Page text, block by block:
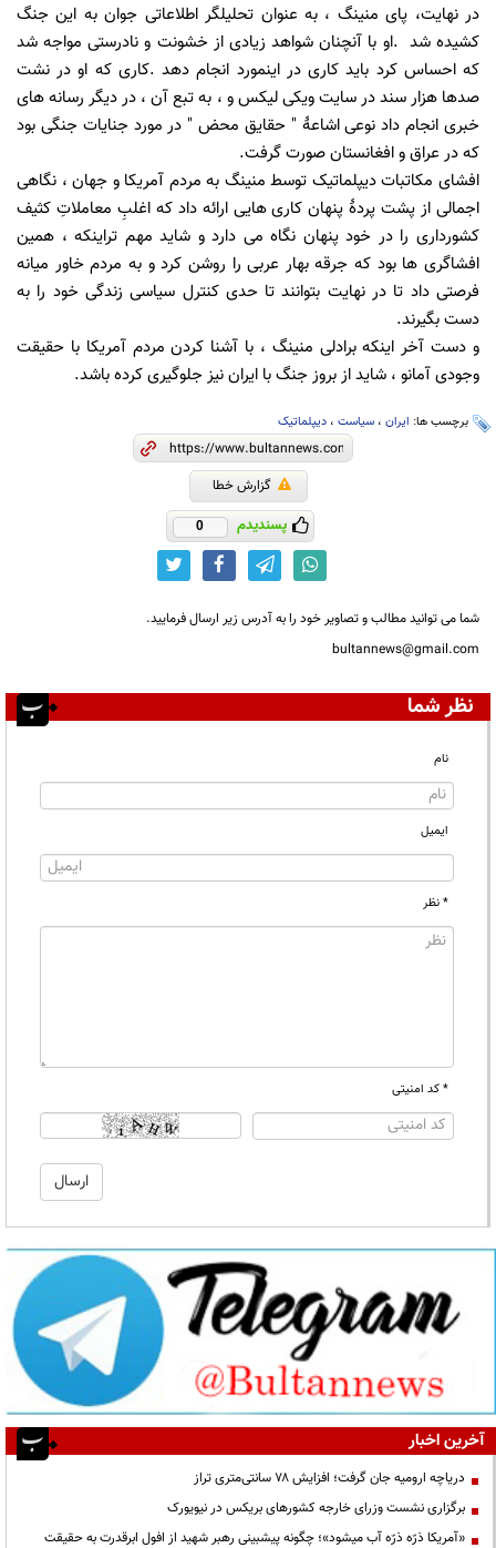
در نهایت، پای منینگ ، به عنوان تحلیلگر اطلاعاتی جوان به این جنگ
کشیده شد .او با آنچنان شواهد زیادی از خشونت و نادرستی مواجه شد
که احساس کرد باید کاری در اینمورد انجام دهد.کاری که او در نشت
صدها هزار سند در سایت ویکی لیکس و ، به تبع آن ، در دیگر رسانه های
خبری انجام داد نوعی اشاعۀ " حقایق محض " در مورد جنایات جنگی بود
که در عراق و افغانستان صورت گرفت.
افشای مکاتبات دیپلماتیک توسط منینگ به مردم آمریکا و جهان ، نگاهی
اجمالی از پشت پردۀ پنهان کاری هایی ارائه داد که اغلبِ معاملاتِ کثیف
کشورداری را در خود پنهان نگاه می دارد و شاید مهم تراینکه ، همین
افشاگری ها بود که جرقه بهار عربی را روشن کرد و به مردم خاور میانه
فرصتی داد تا در نهایت بتوانند تا حدی کنترل سیاسی زندگی خود را به
دست بگیرند.
و دست آخر اینکه برادلی منینگ ، با آشنا کردن مردم آمریکا با حقیقت
وجودیآمانو ، شاید از بروز جنگ با ایران نیز جلوگیری کرده باشد.
برچسب ها: ایران ، سیاست ، دیپلماتیک
گزارش خطا
پسندیدم 0
شما می توانید مطالب و تصاویر خود را به آدرس زیر ارسال فرمایید.
bultannews@gmail.com
نظر شما
نام
ایمیل
* نظر
* کد امنیتی
آخرین اخبار
دریاچه ارومیه جان گرفت؛ افزایش ۷۸ سانتی‌متری تراز
برگزاری نشست وزرای خارجه کشورهای بریکس در نیویورک
«آمریکا ذرّه ذرّه آب میشود»؛ چگونه پیشبینی رهبر شهید از افول ابرقدرت به حقیقت